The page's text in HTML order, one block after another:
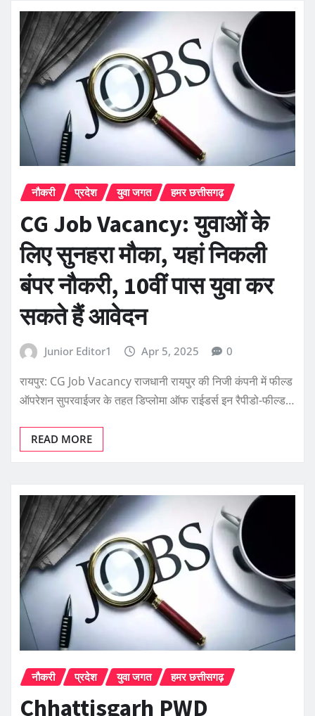
नौकरी प्रदेश युवा जगत हमर छत्तीसगढ़
CG Job Vacancy: युवाओं के
लिए सुनहरा मौका, यहां निकली
बंपर नौकरी, 10वीं पास युवा कर
सकते हैं आवेदन
Junior Editor1 Apr 5, 2025 0
रायपुर: CG Job Vacancy राजधानी रायपुर की निजी कंपनी में फील्ड
ऑपरेशन सुपरवाईजर के तहत डिप्लोमा ऑफ राईडर्स इन रैपीडो-फील्ड…
READ MORE
नौकरी प्रदेश युवा जगत हमर छत्तीसगढ़
Chhattisgarh PWD